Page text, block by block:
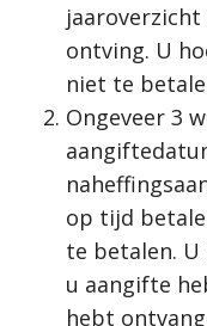
ontving. U
niet te
Ongeveer 3
op tijd
te betalen.
u aangifte
hebt